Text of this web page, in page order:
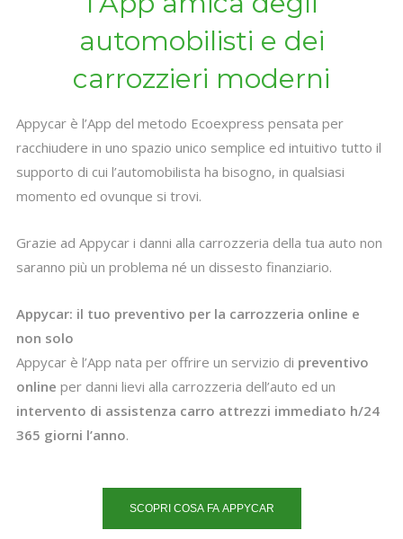
automobilisti e dei
carrozzieri moderni
Appycar è l’App del metodo Ecoexpress pensata per
racchiudere in uno spazio unico semplice ed intuitivo tutto il
supporto di cui l’automobilista ha bisogno, in qualsiasi
momento ed ovunque si trovi.
Grazie ad Appycar i danni alla carrozzeria della tua auto non
saranno più un problema né un dissesto finanziario.
Appycar: il tuo preventivo per la carrozzeria online e
non solo
Appycar è l’App nata per offrire un servizio di preventivo
online per danni lievi alla carrozzeria dell’auto ed un
intervento di assistenza carro attrezzi immediato h/24
365 giorni l’anno.
SCOPRI COSA FA APPYCAR